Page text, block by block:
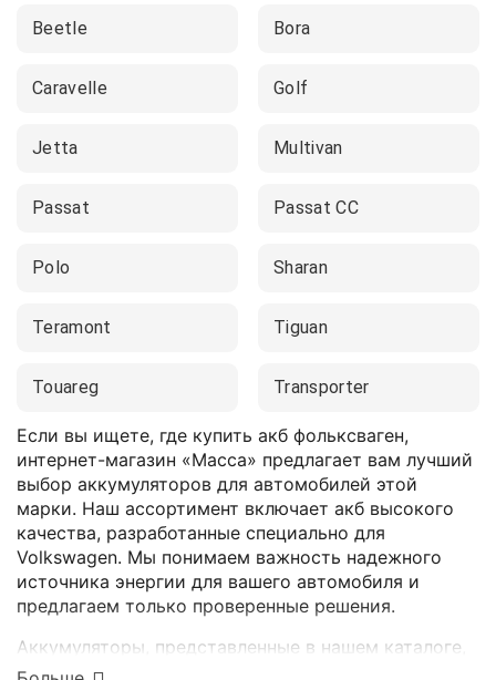
Beetle Bora
Caravelle Golf
Jetta Multivan
Passat Passat CC
Polo Sharan
Teramont Tiguan
Touareg Transporter
Если вы ищете, где купить акб фольксваген,
интернет-магазин «Масса» предлагает вам лучший
выбор аккумуляторов для автомобилей этой
марки. Наш ассортимент включает акб высокого
качества, разработанные специально для
Volkswagen. Мы понимаем важность надежного
источника энергии для вашего автомобиля и
предлагаем только проверенные решения.
Аккумуляторы, представленные в нашем каталоге,
обладают высокой производительностью и